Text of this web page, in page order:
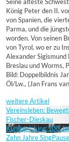
König Peter den II.
von Spanien, die
Parma, und die
worden. Von seinen
von Tyrol, wo er zu
Alexander Sigismund
Breslau und Worms,
Bild: Doppelbildnis
Öl/Lw., (Jan Frans
weitere Artikel
Vereinsleben:
Fischer-Dieskau
Kunibert Jung 100
Zehn Jahre